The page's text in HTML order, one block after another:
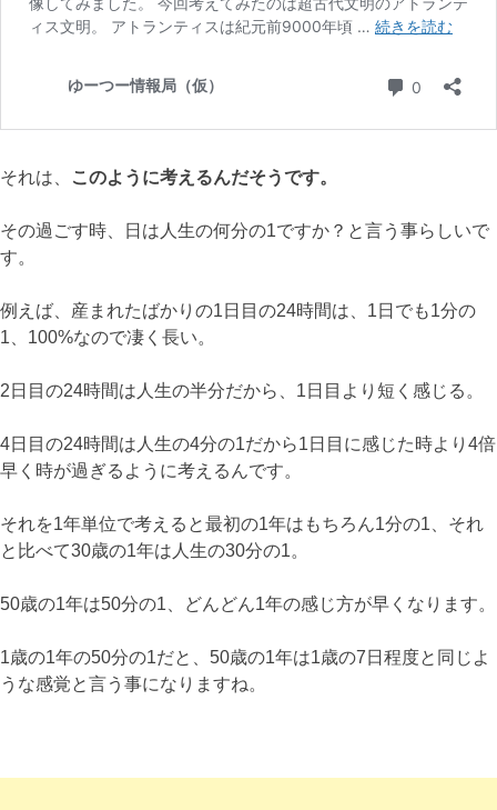
それは、 このように考えるんだそうです。
その過ごす時、日は人生の何分の1ですか？と言う事らしいで
す。
例えば、産まれたばかりの1日目の24時間は、1日でも1分の
1、100%なので凄く長い。
2日目の24時間は人生の半分だから、1日目より短く感じる。
4日目の24時間は人生の4分の1だから1日目に感じた時より4倍
早く時が過ぎるように考えるんです。
それを1年単位で考えると最初の1年はもちろん1分の1、それ
と比べて30歳の1年は人生の30分の1。
50歳の1年は50分の1、どんどん1年の感じ方が早くなります。
1歳の1年の50分の1だと、50歳の1年は1歳の7日程度と同じよ
うな感覚と言う事になりますね。